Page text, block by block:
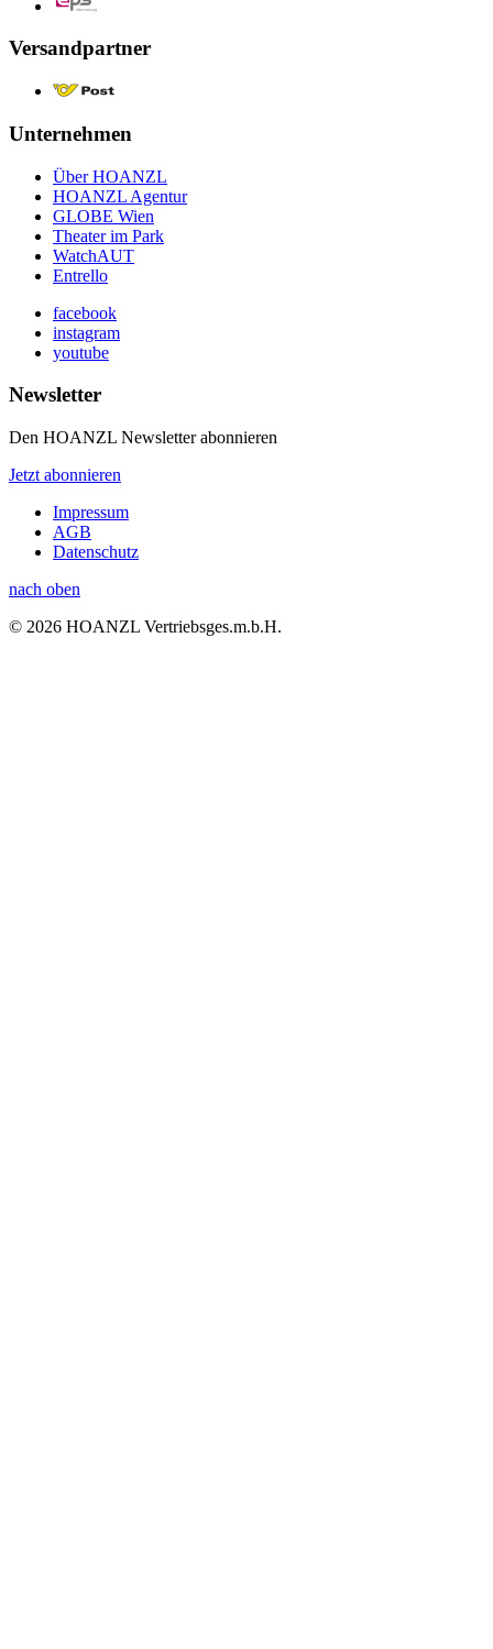
Versandpartner
Unternehmen
Über HOANZL
HOANZL Agentur
GLOBE Wien
Theater im Park
WatchAUT
Entrello
facebook
instagram
youtube
Newsletter
Den HOANZL Newsletter abonnieren
Jetzt abonnieren
Impressum
AGB
Datenschutz
nach oben
© 2026 HOANZL Vertriebsges.m.b.H.